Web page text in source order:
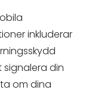
inkluderar
signalera din
om dina